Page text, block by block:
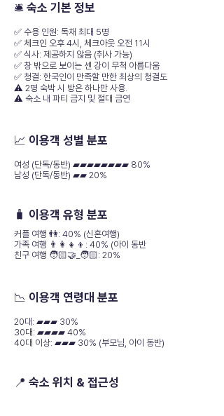
🛎️ 숙소 기본 정보
✅ 수용 인원: 독채 최대 5명
✅ 체크인 오후 4시, 체크아웃 오전 11시
✅ 식사: 제공하지 않음 (취사 가능)
✅ 창 밖으로 보이는 센 강이 무척 아름다움
✅ 청결: 한국인이 만족할 만한 최상의 청결도
⚠️ 2명 숙박 시 방은 하나만 사용.
⚠️ 숙소 내 파티 금지 및 절대 금연
📈 이용객 성별 분포
여성 (단독/동반) ▰▰▰▰▰▰▰▰ 80%
남성 (단독/동반) ▰▰ 20%
🧳 이용객 유형 분포
커플 여행 👫: 40% (신혼여행)
가족 여행 👨‍👩‍👧‍👦: 40% (아이 동반
친구 여행 🧑🏻‍🤝_🧑🏻: 20%
📉 이용객 연령대 분포
20대: ▰▰▰ 30%
30대: ▰▰▰▰ 40%
40대 이상: ▰▰▰ 30% (부모님, 아이 동반)
📍 숙소 위치 & 접근성